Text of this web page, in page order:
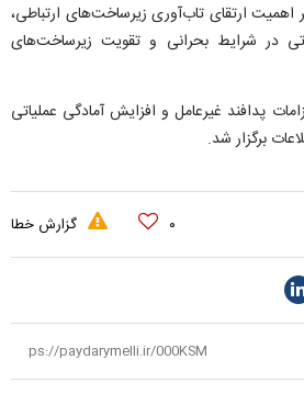
اهمیت ارتقای تاب‌آوری زیرساخت‌های ارتباطی،
در شرایط بحرانی و تقویت زیرساخت‌های
پدافند غیرعامل و افزایش آمادگی عملیاتی
برگزار شد.
۰ گزارش خطا